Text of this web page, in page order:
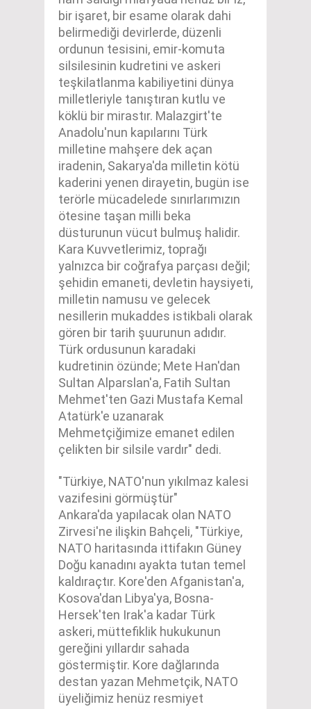
bir işaret, bir esame olarak dahi
belirmediği devirlerde, düzenli
ordunun tesisini, emir-komuta
silsilesinin kudretini ve askeri
teşkilatlanma kabiliyetini dünya
milletleriyle tanıştıran kutlu ve
köklü bir mirastır. Malazgirt'te
Anadolu'nun kapılarını Türk
milletine mahşere dek açan
iradenin, Sakarya'da milletin kötü
kaderini yenen dirayetin, bugün ise
terörle mücadelede sınırlarımızın
ötesine taşan milli beka
düsturunun vücut bulmuş halidir.
Kara Kuvvetlerimiz, toprağı
yalnızca bir coğrafya parçası değil;
şehidin emaneti, devletin haysiyeti,
milletin namusu ve gelecek
nesillerin mukaddes istikbali olarak
gören bir tarih şuurunun adıdır.
Türk ordusunun karadaki
kudretinin özünde; Mete Han'dan
Sultan Alparslan'a, Fatih Sultan
Mehmet'ten Gazi Mustafa Kemal
Atatürk'e uzanarak
Mehmetçiğimize emanet edilen
çelikten bir silsile vardır" dedi.
"Türkiye, NATO'nun yıkılmaz kalesi
vazifesini görmüştür"
Ankara'da yapılacak olan NATO
Zirvesi'ne ilişkin Bahçeli, "Türkiye,
NATO haritasında ittifakın Güney
Doğu kanadını ayakta tutan temel
kaldıraçtır. Kore'den Afganistan'a,
Kosova'dan Libya'ya, Bosna-
Hersek'ten Irak'a kadar Türk
askeri, müttefiklik hukukunun
gereğini yıllardır sahada
göstermiştir. Kore dağlarında
destan yazan Mehmetçik, NATO
üyeliğimiz henüz resmiyet